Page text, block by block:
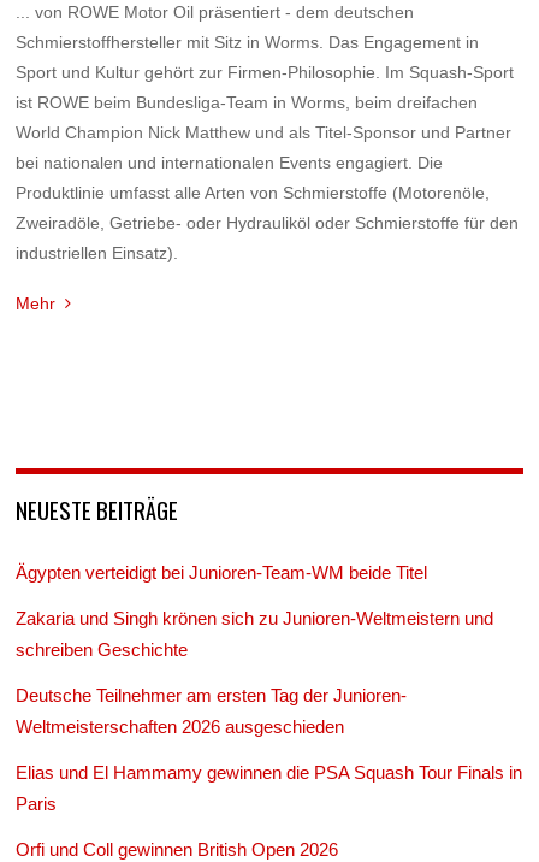
... von ROWE Motor Oil präsentiert - dem deutschen
Schmierstoffhersteller mit Sitz in Worms. Das Engagement in
Sport und Kultur gehört zur Firmen-Philosophie. Im Squash-Sport
ist ROWE beim Bundesliga-Team in Worms, beim dreifachen
World Champion Nick Matthew und als Titel-Sponsor und Partner
bei nationalen und internationalen Events engagiert. Die
Produktlinie umfasst alle Arten von Schmierstoffe (Motorenöle,
Zweiradöle, Getriebe- oder Hydrauliköl oder Schmierstoffe für den
industriellen Einsatz).
Mehr
NEUESTE BEITRÄGE
Ägypten verteidigt bei Junioren-Team-WM beide Titel
Zakaria und Singh krönen sich zu Junioren-Weltmeistern und
schreiben Geschichte
Deutsche Teilnehmer am ersten Tag der Junioren-
Weltmeisterschaften 2026 ausgeschieden
Elias und El Hammamy gewinnen die PSA Squash Tour Finals in
Paris
Orfi und Coll gewinnen British Open 2026